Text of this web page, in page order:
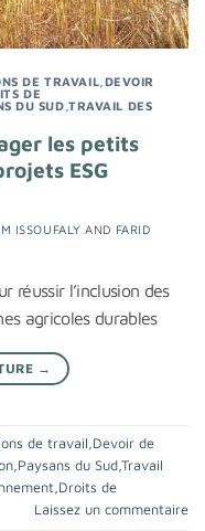
DE TRAVAIL DEVOIR
DE
DU SUD ,TRAVAIL DES
les petits
ESG
ISSOUFALY AND FARID
réussir l’inclusion des
agricoles durables
→
de travail,Devoir de
,Paysans du Sud,Travail
,Droits de
Laissez un commentaire